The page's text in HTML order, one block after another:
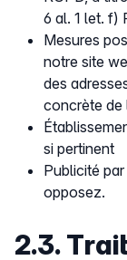
6 al. 1 let. f)
Mesures
notre site
des
concrète de
si pertinent
Publicité
opposez.
2.3.